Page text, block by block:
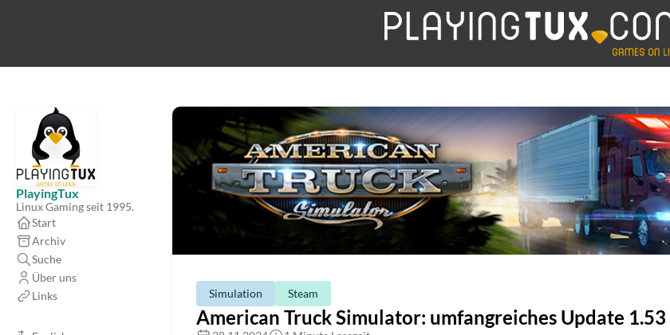
PlayingTux
Linux Gaming seit 1995.
Start
Archiv
Suche
Über uns
Links
Simulation Steam
American Truck Simulator: umfangreiches Update